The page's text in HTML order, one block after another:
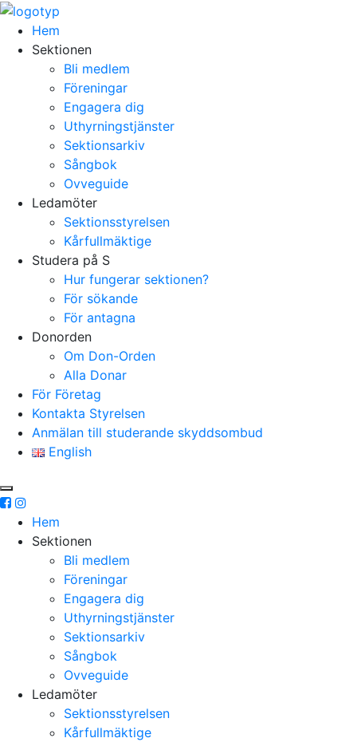
Hem
Sektionen
Bli medlem
Föreningar
Engagera dig
Uthyrningstjänster
Sektionsarkiv
Sångbok
Ovveguide
Ledamöter
Sektionsstyrelsen
Kårfullmäktige
Studera på S
Hur fungerar sektionen?
För sökande
För antagna
Donorden
Om Don-Orden
Alla Donar
För Företag
Kontakta Styrelsen
Anmälan till studerande skyddsombud
English
Hem
Sektionen
Bli medlem
Föreningar
Engagera dig
Uthyrningstjänster
Sektionsarkiv
Sångbok
Ovveguide
Ledamöter
Sektionsstyrelsen
Kårfullmäktige